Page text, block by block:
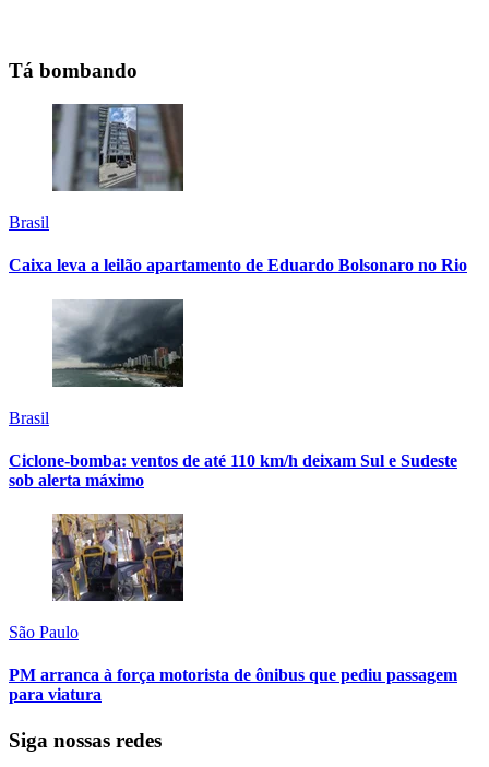
Tá bombando
Brasil
Caixa leva a leilão apartamento de Eduardo Bolsonaro no Rio
Brasil
Ciclone-bomba: ventos de até 110 km/h deixam Sul e Sudeste
sob alerta máximo
São Paulo
PM arranca à força motorista de ônibus que pediu passagem
para viatura
Siga nossas redes